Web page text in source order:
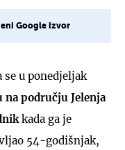
Google izvor
se u ponedjeljak
području Jelenja
kada ga je
54-godišnjak,